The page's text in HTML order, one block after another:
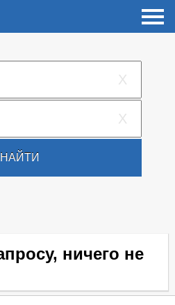
X
X
НАЙТИ
ничего не